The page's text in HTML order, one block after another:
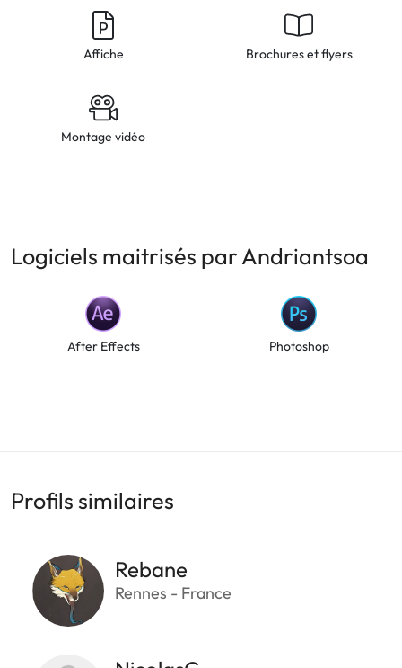
Affiche Brochures et flyers
Montage vidéo
Logiciels maitrisés par Andriantsoa
After Effects Photoshop
Profils similaires
Rebane
Rennes - France